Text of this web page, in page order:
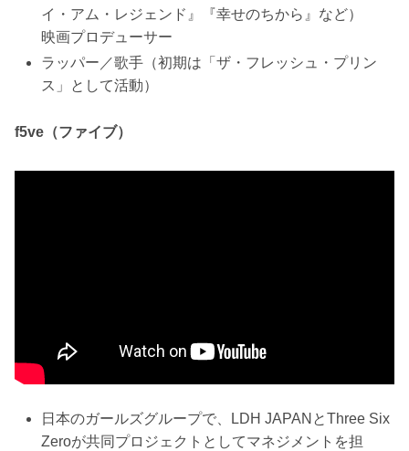
イ・アム・レジェンド』『幸せのちから』など）
映画プロデューサー
ラッパー／歌手（初期は「ザ・フレッシュ・プリン
ス」として活動）
f5ve（ファイブ）
日本のガールズグループで、LDH JAPANとThree Six
Zeroが共同プロジェクトとしてマネジメントを担